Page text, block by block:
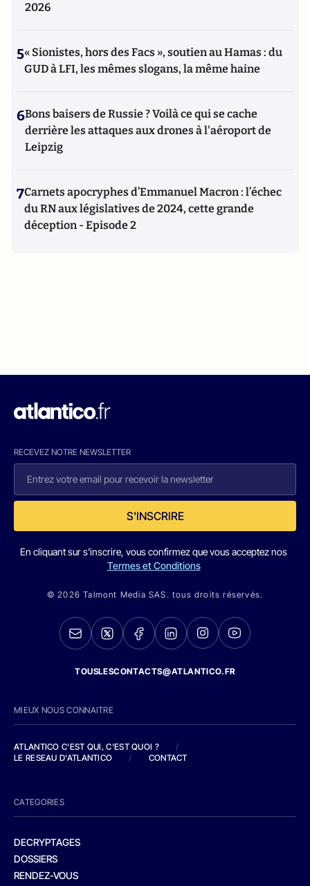
2026
5« Sionistes, hors des Facs », soutien au Hamas : du
GUD à LFI, les mêmes slogans, la même haine
6Bons baisers de Russie ? Voilà ce qui se cache
derrière les attaques aux drones à l'aéroport de
Leipzig
7Carnets apocryphes d’Emmanuel Macron : l’échec
du RN aux législatives de 2024, cette grande
déception - Episode 2
RECEVEZ NOTRE NEWSLETTER
S'INSCRIRE
En cliquant sur s'inscrire, vous confirmez que vous acceptez nos
Termes et Conditions
© 2026 Talmont Media SAS. tous droits réservés.
TOUSLESCONTACTS@ATLANTICO.FR
MIEUX NOUS CONNAITRE
ATLANTICO C'EST QUI, C'EST QUOI ?
/
LE RESEAU D'ATLANTICO
/ CONTACT
CATEGORIES
DECRYPTAGES
DOSSIERS
RENDEZ-VOUS